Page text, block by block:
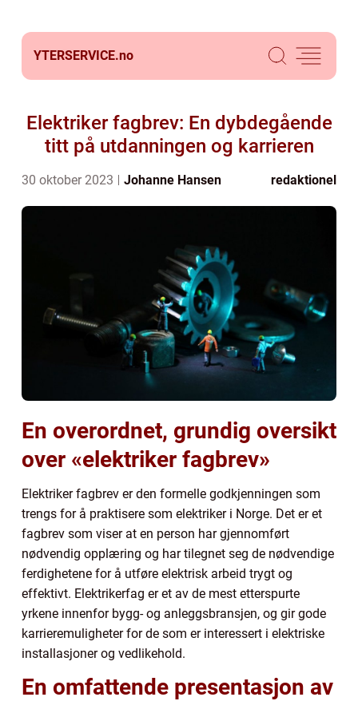
YTERSERVICE.no
Elektriker fagbrev: En dybdegående
titt på utdanningen og karrieren
30 oktober 2023 Johanne Hansen redaktionel
En overordnet, grundig oversikt
over «elektriker fagbrev»
Elektriker fagbrev er den formelle godkjenningen som
trengs for å praktisere som elektriker i Norge. Det er et
fagbrev som viser at en person har gjennomført
nødvendig opplæring og har tilegnet seg de nødvendige
ferdighetene for å utføre elektrisk arbeid trygt og
effektivt. Elektrikerfag er et av de mest etterspurte
yrkene innenfor bygg- og anleggsbransjen, og gir gode
karrieremuligheter for de som er interessert i elektriske
installasjoner og vedlikehold.
En omfattende presentasjon av